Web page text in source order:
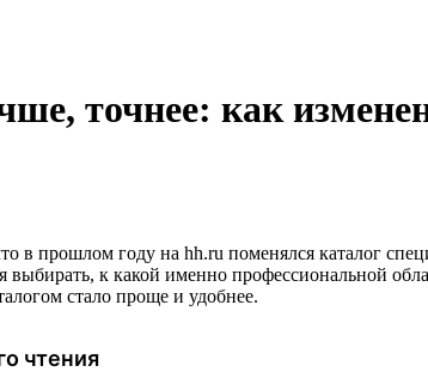
точнее: как
в прошлом году на hh.ru поменялся каталог
выбирать, к какой именно профессиональной
стало проще и удобнее.
чтения